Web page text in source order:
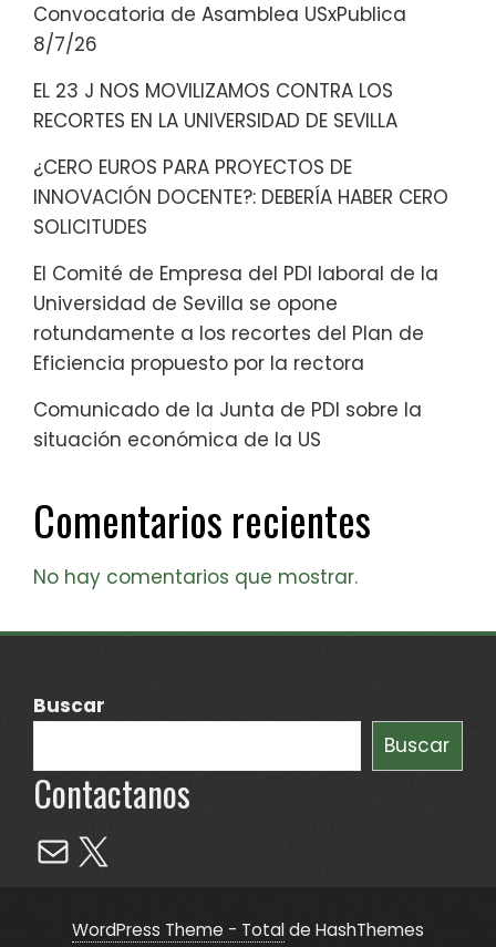
Convocatoria de Asamblea USxPublica
8/7/26
EL 23 J NOS MOVILIZAMOS CONTRA LOS
RECORTES EN LA UNIVERSIDAD DE SEVILLA
¿CERO EUROS PARA PROYECTOS DE
INNOVACIÓN DOCENTE?: DEBERÍA HABER CERO
SOLICITUDES
El Comité de Empresa del PDI laboral de la
Universidad de Sevilla se opone
rotundamente a los recortes del Plan de
Eficiencia propuesto por la rectora
Comunicado de la Junta de PDI sobre la
situación económica de la US
Comentarios recientes
No hay comentarios que mostrar.
Buscar
Buscar
Contactanos
Mail
X
WordPress Theme - Totalde HashThemes